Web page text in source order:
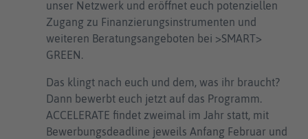
unser Netzwerk und eröffnet euch potenziellen
Zugang zu Finanzierungsinstrumenten und
weiteren Beratungsangeboten bei >SMART>
GREEN.
Das klingt nach euch und dem, was ihr braucht?
Dann bewerbt euch jetzt auf das Programm.
ACCELERATE findet zweimal im Jahr statt, mit
Bewerbungsdeadline jeweils Anfang Februar und